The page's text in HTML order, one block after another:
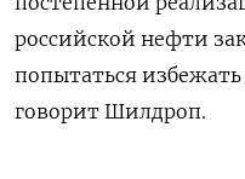
российской нефти
попытаться
говорит Шилдроп.